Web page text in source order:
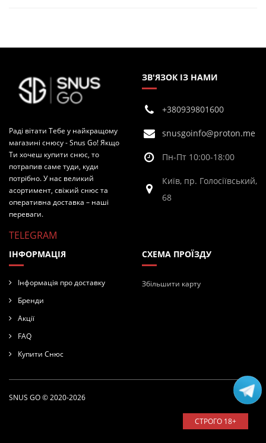
Раді вітати Тебе у найкращому
магазині снюсу - Snus Go! Якщо
Ти хочеш купити снюс, то
потрапив саме туди, куди
потрібно. У нас великий
асортимент, свіжий снюс та
оперативна доставка – наші
переваги.
TELEGRAM
ЗВ'ЯЗОК ІЗ НАМИ
+380939801600
snusgoinfo@proton.me
Пн-Пт 10:00-18:00
Київ, пр. Голосіївський,
68
ІНФОРМАЦІЯ
Інформація про доставку
Бренди
Акції
FAQ
Купити Снюс
СХЕМА ПРОЇЗДУ
Збільшити карту
SNUS GO © 2020-2026
СТРОГО 18+